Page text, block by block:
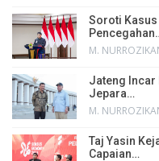
Soroti Kasus
M.
Jateng Incar
Jepara…
M.
Taj Yasin
Capaian…